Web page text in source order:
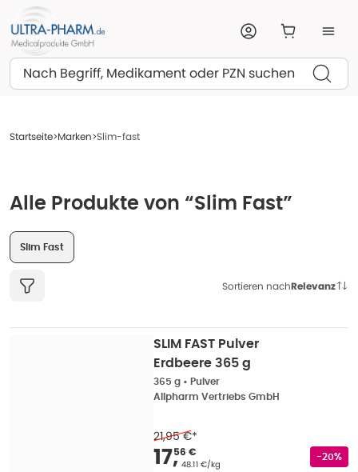
Suchen
Startseite Marken Slim-fast
Alle Produkte von “Slim Fast”
Slim Fast
Sortieren nachRelevanz
SLIM FAST Pulver
Erdbeere 365 g
365 g • Pulver
Allpharm Vertriebs GmbH
21,95 €*
Verkaufspreis
17,56 €
Grundpreis
48.11 €/kg
-20%